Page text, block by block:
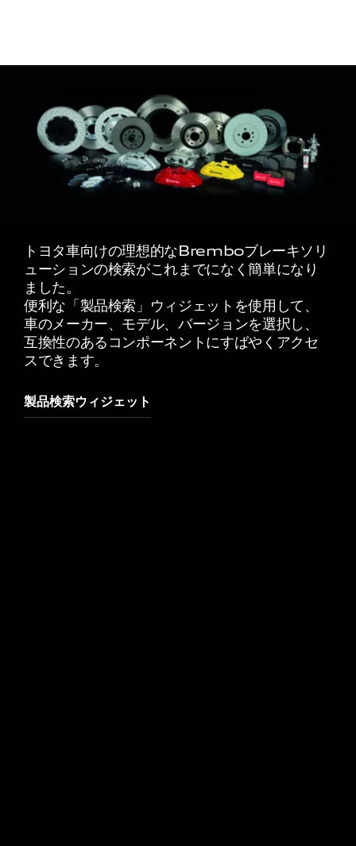
トヨタ車向けの理想的なBremboブレーキソリ
ューションの検索がこれまでになく簡単になり
ました。
便利な「製品検索」ウィジェットを使用して、
車のメーカー、モデル、バージョンを選択し、
互換性のあるコンポーネントにすばやくアクセ
スできます。
製品検索ウィジェット